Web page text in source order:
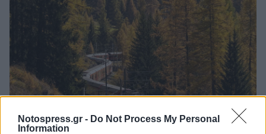
Notospress.gr - Do Not Process My Personal
Information